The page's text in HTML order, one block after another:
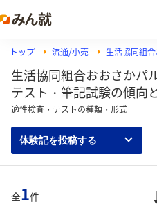
トップ 流通/小売 生活協同組
生活協同組合おおさかパ
テスト・筆記試験の傾向
適性検査・テストの種類・形式
体験記を投稿する
全1件